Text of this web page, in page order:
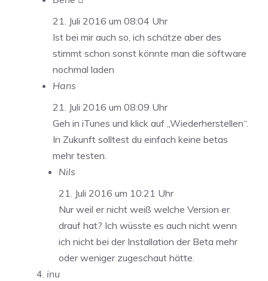
21. Juli 2016 um 08:04 Uhr
Ist bei mir auch so, ich schätze aber des
stimmt schon sonst könnte man die software
nochmal laden
Hans
21. Juli 2016 um 08:09 Uhr
Geh in iTunes und klick auf „Wiederherstellen“.
In Zukunft solltest du einfach keine betas
mehr testen.
Nils
21. Juli 2016 um 10:21 Uhr
Nur weil er nicht weiß welche Version er
drauf hat? Ich wüsste es auch nicht wenn
ich nicht bei der Installation der Beta mehr
oder weniger zugeschaut hätte.
inu